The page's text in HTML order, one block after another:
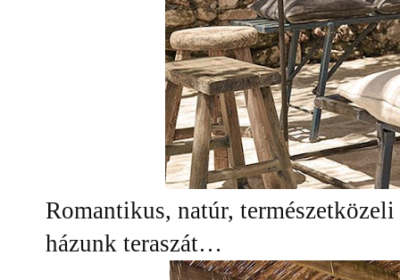
Romantikus, natúr,
házunk teraszát…